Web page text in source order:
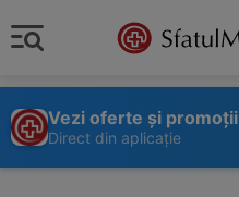
Vezi oferte și promoții
Direct din aplicație